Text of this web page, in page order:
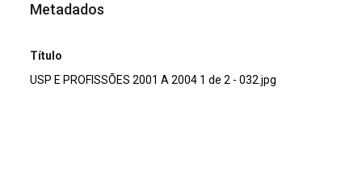
Metadados
Título
USP E PROFISSÕES 2001 A 2004 1 de 2 - 032.jpg